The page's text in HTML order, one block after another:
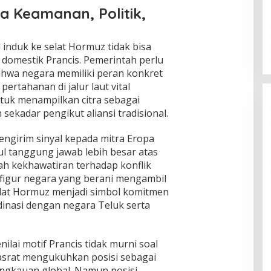
Keamanan, Politik,
ke selat Hormuz tidak bisa
Prancis. Pemerintah perlu
negara memiliki peran konkret
di jalur laut vital
menampilkan citra sebagai
pengikut aliansi tradisional.
sinyal kepada mitra Eropa
tanggung jawab lebih besar atas
kekhawatiran terhadap konflik
negara yang berani mengambil
Hormuz menjadi simbol komitmen
dengan negara Teluk serta
motif Prancis tidak murni soal
mengukuhkan posisi sebagai
Global Krisis Air, Nuklir Prancis Ikut